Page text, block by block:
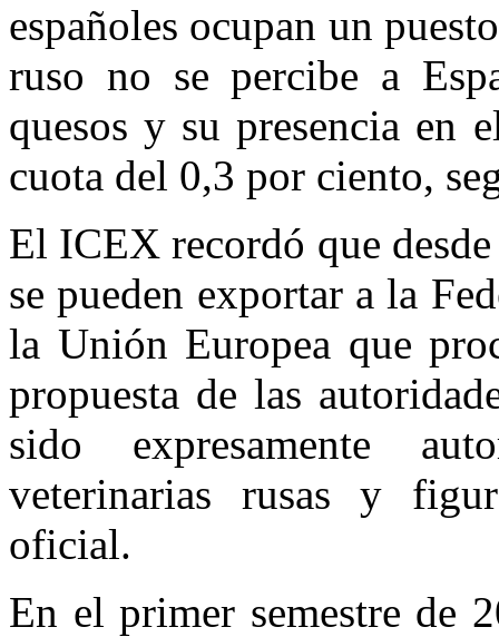
españoles ocupan un
ruso no se percibe a
quesos y su presencia en
cuota del 0,3 por ciento,
El ICEX recordó que
se pueden exportar a la
la Unión Europea que
propuesta de las
sido expresamente
veterinarias rusas y
oficial.
En el primer semestre de